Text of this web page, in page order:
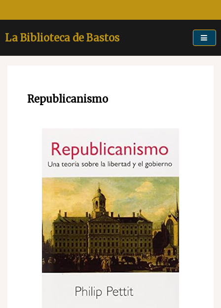
La Biblioteca de Bastos
Republicanismo